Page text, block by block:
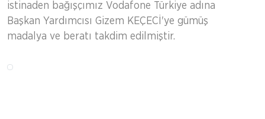
istinaden bağışçımız Vodafone Türkiye adına
Başkan Yardımcısı Gizem KEÇECİ'ye gümüş
madalya ve beratı takdim edilmiştir.